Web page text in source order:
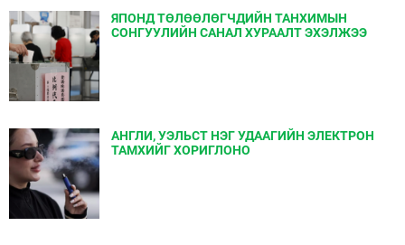
ЯПОНД ТӨЛӨӨЛӨГЧДИЙН ТАНХИМЫН
СОНГУУЛИЙН САНАЛ ХУРААЛТ ЭХЭЛЖЭЭ
АНГЛИ, УЭЛЬСТ НЭГ УДААГИЙН ЭЛЕКТРОН
ТАМХИЙГ ХОРИГЛОНО